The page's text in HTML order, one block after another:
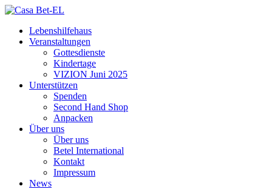
Lebenshilfehaus
Veranstaltungen
Gottesdienste
Kindertage
VIZION Juni 2025
Unterstützen
Spenden
Second Hand Shop
Anpacken
Über uns
Über uns
Betel International
Kontakt
Impressum
News